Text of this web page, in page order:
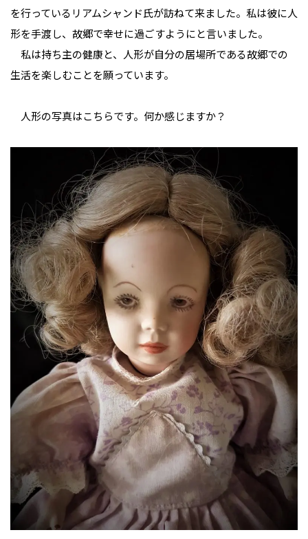
を行っているリアムシャンド氏が訪ねて来ました。私は彼に人
形を手渡し、故郷で幸せに過ごすようにと言いました。
私は持ち主の健康と、人形が自分の居場所である故郷での
生活を楽しむことを願っています。
人形の写真はこちらです。何か感じますか？